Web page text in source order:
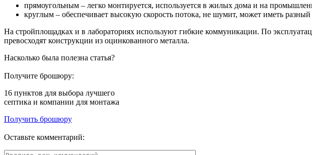
прямоугольным – легко монтируется, используется в жилых дома и на
круглым – обеспечивает высокую скорость потока, не шумит, может иметь разный
На стройплощадках и в лабораториях используют гибкие коммуникации. По
превосходят конструкции из оцинкованного металла.
Насколько была полезна статья?
Получите брошюру:
16 пунктов для выбора лучшего
септика и компании для монтажа
Получить брошюру
Оставьте комментарий: